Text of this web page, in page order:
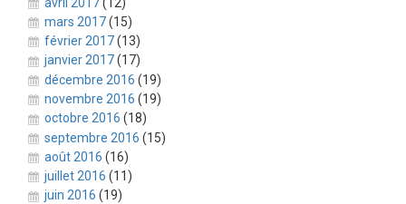
mars 2017(15)
février 2017(13)
janvier 2017(17)
décembre 2016 (19)
novembre 2016 (19)
octobre 2016 (18)
septembre 2016 (15)
août 2016 (16)
juillet 2016 (11)
juin 2016 (19)